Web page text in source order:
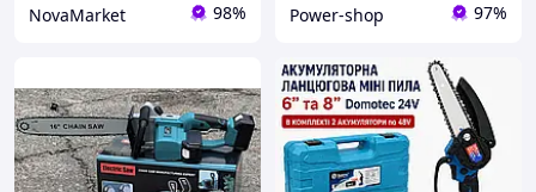
NovaMarket 98% Power-shop 97%